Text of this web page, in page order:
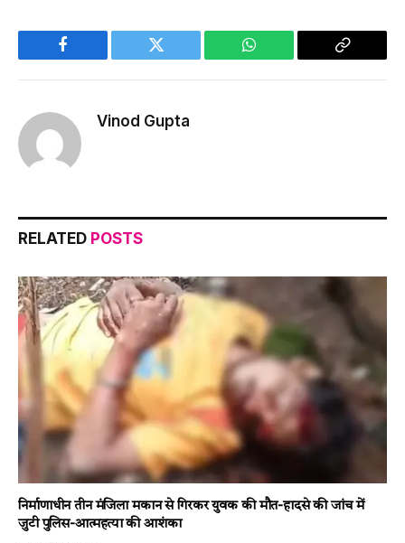
Facebook Twitter WhatsApp
Copy
Vinod Gupta
RELATED POSTS
निर्माणाधीन तीन मंजिला मकान से गिरकर युवक की मौत-हादसे की जांच में
जुटी पुलिस-आत्महत्या की आशंका